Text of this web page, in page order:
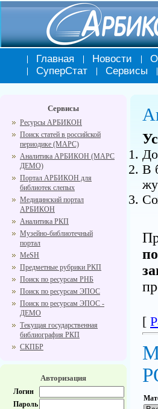
Главная Новости О
СуперСтат
Сервисы
Сервисы
Ресурсы АРБИКОН
Поиск статей в российской
периодике (МАРС)
Аналитика АРБИКОН (МАРС
ДЕМО)
Портал АРБИКОН для
библиотек слепых
Медицинский портал
АРБИКОН
Аналитика РКП
Музейно-библиотечный
портал
MeSH
Предметные рубрики РКП
Поиск по ресурсам РНБ
Поиск по ресурсам ЭПОС
Поиск по ресурсам ЭПОС -
ДЕМО
Текущая государственная
библиография РКП
СКПБР
Авторизация
Логин
Пароль
В
[